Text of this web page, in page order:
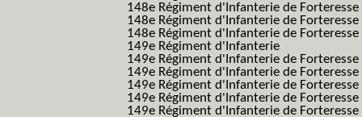
148e Régiment d'Infanterie de Forteresse
148e Régiment d'Infanterie de Forteresse
148e Régiment d'Infanterie de Forteresse
149e Régiment d'Infanterie
149e Régiment d'Infanterie de
149e Régiment d'Infanterie de
149e Régiment d'Infanterie de
149e Régiment d'Infanterie de
149e Régiment d'Infanterie de